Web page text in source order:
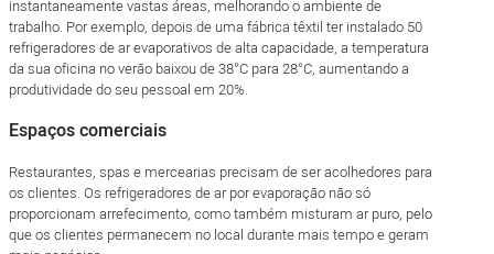
instantaneamente vastas áreas, melhorando o ambiente de
trabalho. Por exemplo, depois de uma fábrica têxtil ter instalado 50
refrigeradores de ar evaporativos de alta capacidade, a temperatura
da sua oficina no verão baixou de 38°C para 28°C, aumentando a
produtividade do seu pessoal em 20%.
Espaços comerciais
Restaurantes, spas e mercearias precisam de ser acolhedores para
os clientes. Os refrigeradores de ar por evaporação não só
proporcionam arrefecimento, como também misturam ar puro, pelo
que os clientes permanecem no local durante mais tempo e geram